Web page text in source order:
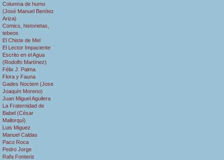
Columna de humo
(José Manuel Benítez
Ariza)
Comics, historietas,
tebeos
El Chiste de Mel
El Lector Impaciente
Escrito en el Agua
(Rodolfo Martínez)
Félix J. Palma
Flora y Fauna
Gades Noctem (Jose
Joaquín Moreno)
Juan Miguel Aguilera
La Fraternidad de
Babel (César
Mallorquí)
Luis Miguez
Manuel Caldas
Paco Roca
Pedro Jorge
Rafa Fonteriz